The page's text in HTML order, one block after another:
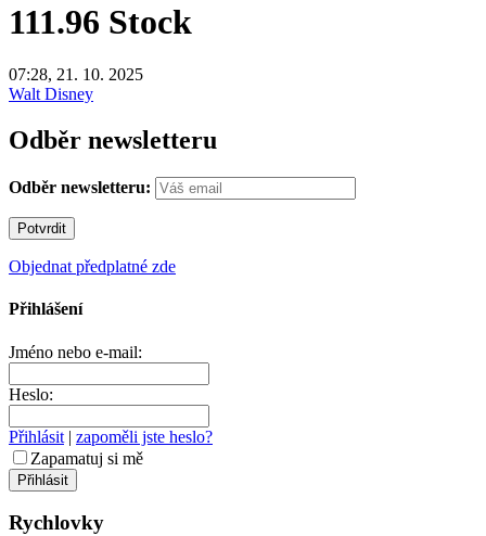
111.96 Stock
07:28, 21. 10. 2025
Walt Disney
Odběr newsletteru
Odběr newsletteru:
Objednat předplatné zde
Přihlášení
Jméno nebo e-mail:
Heslo:
Přihlásit | zapoměli jste heslo?
Zapamatuj si mě
Rychlovky